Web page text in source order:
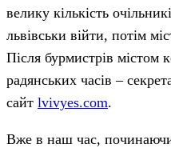
велику кількість
львівськи війти, потім
Після бурмистрів містом
радянських часів –
сайт lvivyes.com.
Вже в наш час, починаючи